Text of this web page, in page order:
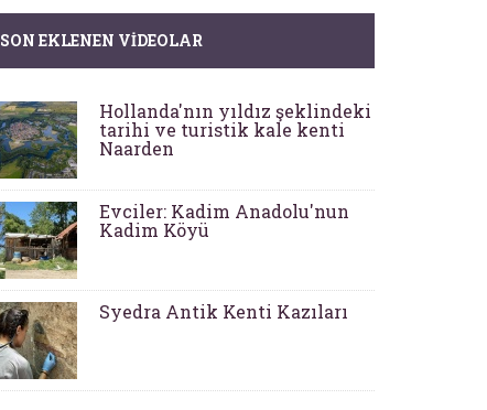
SON EKLENEN VIDEOLAR
Hollanda'nın yıldız şeklindeki
tarihi ve turistik kale kenti
Naarden
Evciler: Kadim Anadolu'nun
Kadim Köyü
Syedra Antik Kenti Kazıları